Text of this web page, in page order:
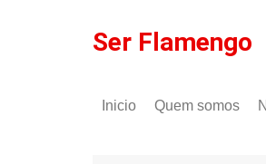
Ser Flamengo
Inicio Quem somos